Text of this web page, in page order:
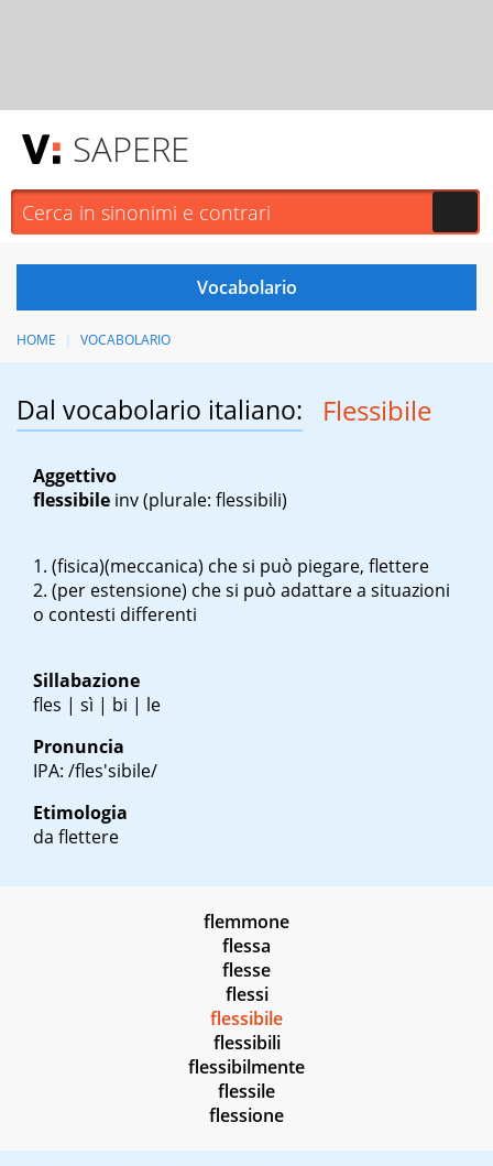
SAPERE
HOME VOCABOLARIO
Dal vocabolario italiano: Flessibile
Aggettivo
flessibile inv(plurale: flessibili)
(fisica)(meccanica) che si può piegare, flettere
(per estensione) che si può adattare a situazioni
o contesti differenti
Sillabazione
fles | sì | bi | le
Pronuncia
IPA: /fles'sibile/
Etimologia
da flettere
flemmone
flessa
flesse
flessi
flessibile
flessibili
flessibilmente
flessile
flessione